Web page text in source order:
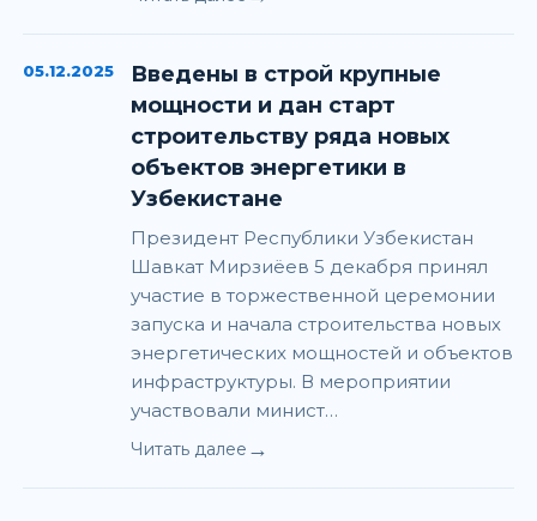
05.12.2025
Введены в строй крупные
мощности и дан старт
строительству ряда новых
объектов энергетики в
Узбекистане
Президент Республики Узбекистан
Шавкат Мирзиёев 5 декабря принял
участие в торжественной церемонии
запуска и начала строительства новых
энергетических мощностей и объектов
инфраструктуры. В мероприятии
участвовали минист…
Читать далее →